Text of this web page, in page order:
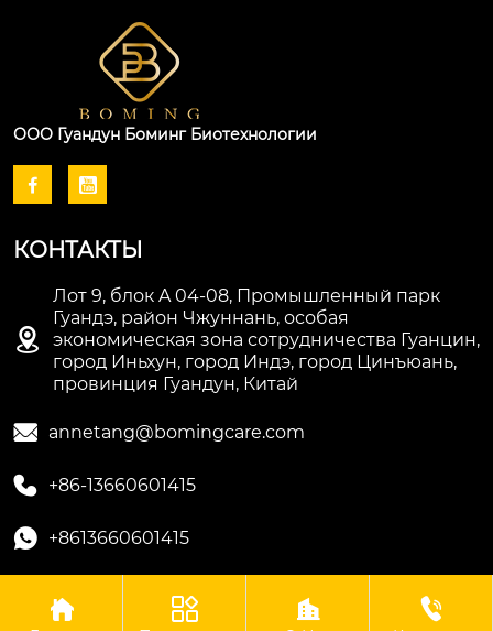
ООО Гуандун Боминг Биотехнологии
 
КОНТАКТЫ

Лот 9, блок A 04-08, Промышленный парк
Гуандэ, район Чжуннань, особая
экономическая зона сотрудничества Гуанцин,
город Иньхун, город Индэ, город Цинъюань,
провинция Гуандун, Китай
 annetang@bomingcare.com
 +86-13660601415
 +8613660601415
   